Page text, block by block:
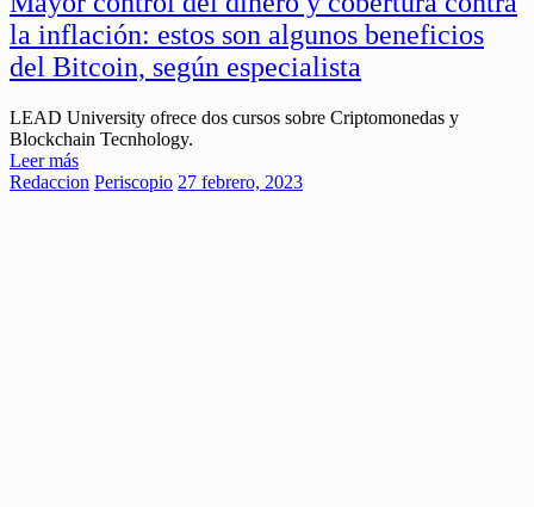
la inflación: estos son algunos beneficios
del Bitcoin, según especialista
LEAD University ofrece dos cursos sobre Criptomonedas y
Blockchain Tecnhology.
Leer más
Redaccion Periscopio 27 febrero, 2023